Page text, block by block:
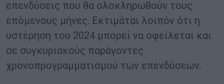
επενδύσεις που θα ολοκληρωθούν τους
επόμενους μήνες. Εκτιμάται λοιπόν ότι η
υστέρηση του 2024 μπορεί να οφείλεται και
σε συγκυριακούς παράγοντες
χρονοπρογραμματισμού των επενδύσεων.